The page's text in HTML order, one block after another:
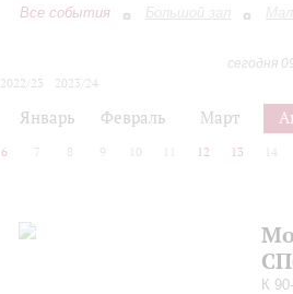
Все события Большой зал
сегодня
2022/23
2023/24
Январь Февраль Март
6 7 8 9 10 12 13 14
К